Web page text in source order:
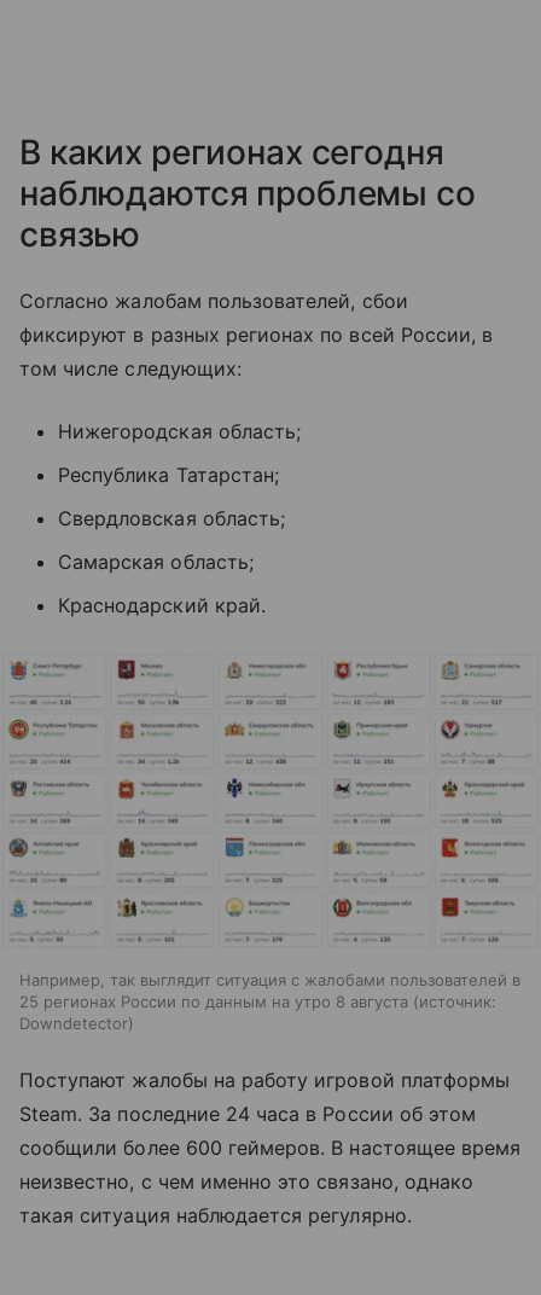
В каких регионах сегодня
наблюдаются проблемы со
связью
Согласно жалобам пользователей, сбои
фиксируют в разных регионах по всей России, в
том числе следующих:
Нижегородская область;
Республика Татарстан;
Свердловская область;
Самарская область;
Краснодарский край.
Например, так выглядит ситуация с жалобами пользователей в
25 регионах России по данным на утро 8 августа
источник:
Downdetector
Поступают жалобы на работу игровой платформы
Steam. За последние 24 часа в России об этом
сообщили более 600 геймеров. В настоящее время
неизвестно, с чем именно это связано, однако
такая ситуация наблюдается регулярно.